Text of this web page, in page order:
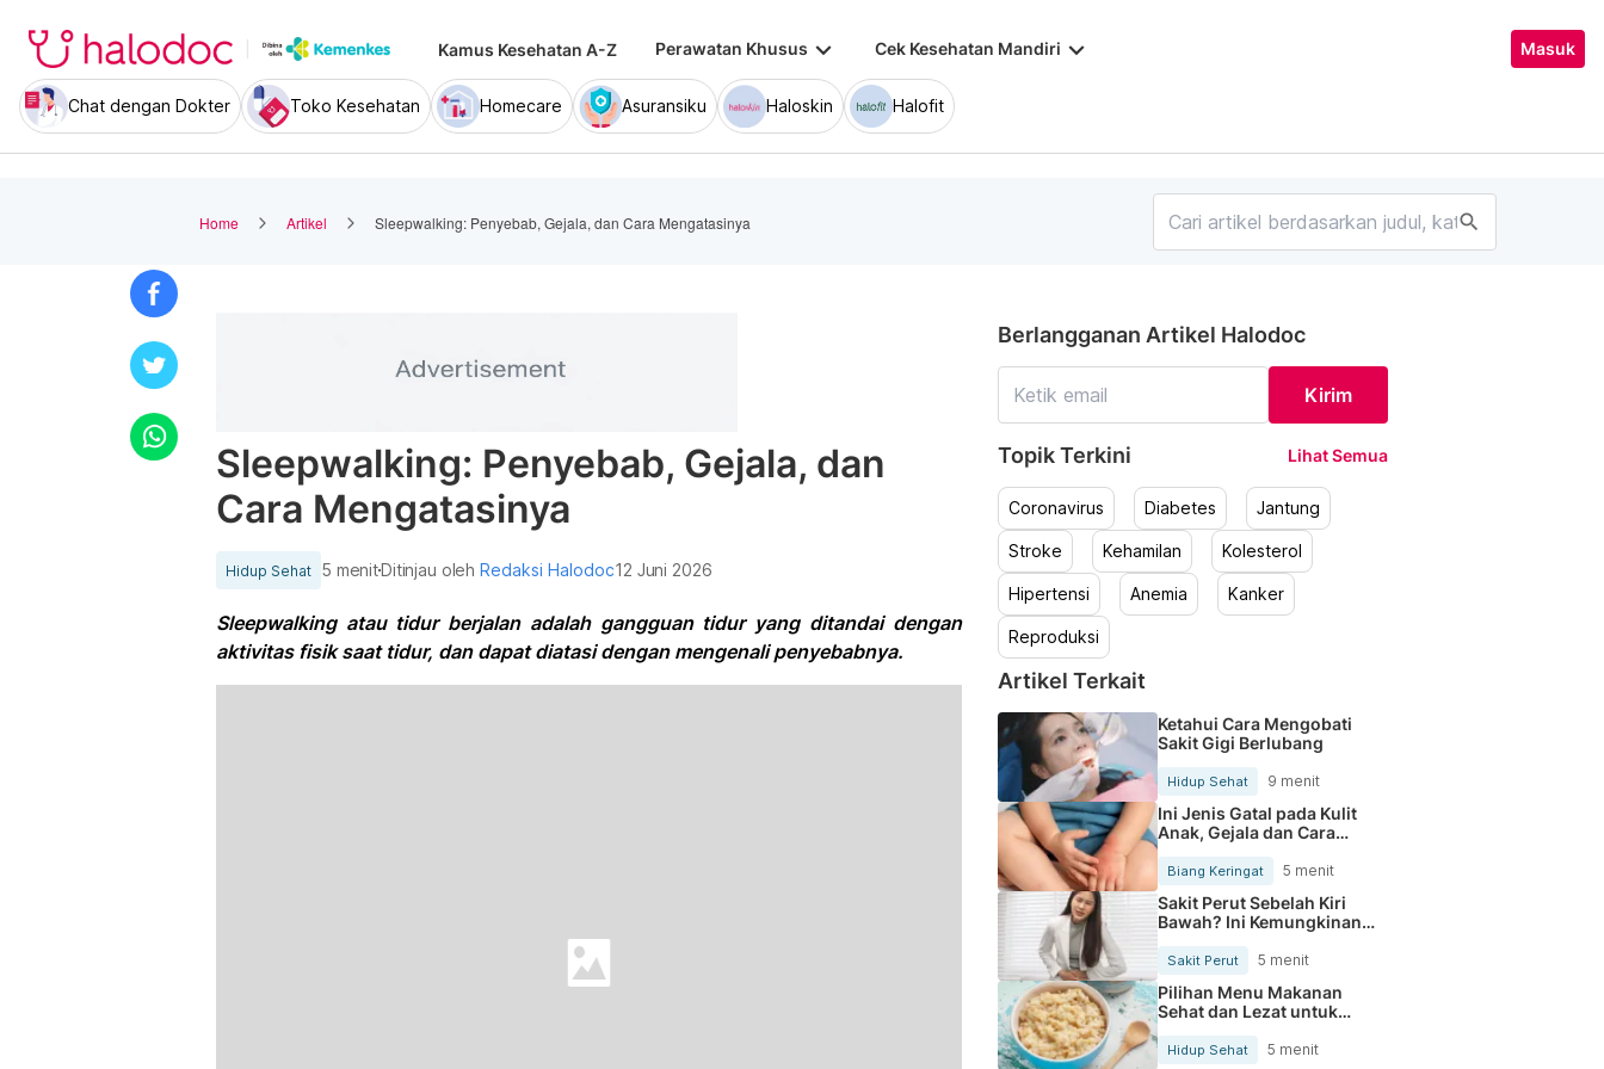
Kamus Kesehatan A-Z Perawatan Khusus keyboard_arrow_down Cek Kesehatan Mandiri keyboard_arrow_down Masuk
Chat dengan Dokter Toko Kesehatan Homecare Asuransiku Haloskin Halofit
Home Artikel Sleepwalking: Penyebab, Gejala, dan Cara Mengatasinya search
Sleepwalking: Penyebab, Gejala, dan
Cara Mengatasinya
Hidup Sehat 5 menitDitinjau olehRedaksi Halodoc12 Juni 2026
Sleepwalking atau tidur berjalan adalah gangguan tidur yang ditandai dengan
aktivitas fisik saat tidur, dan dapat diatasi dengan mengenali penyebabnya.
Berlangganan Artikel Halodoc
Kirim
Topik Terkini Lihat Semua
Coronavirus Diabetes Jantung
Stroke Kehamilan Kolesterol
Hipertensi Anemia Kanker
Reproduksi
Artikel Terkait
Ketahui Cara Mengobati
Sakit Gigi Berlubang
Hidup Sehat 9 menit
Ini Jenis Gatal pada Kulit
Anak, Gejala dan Cara
Mengobatinya
Biang Keringat 5 menit
Sakit Perut Sebelah Kiri
Bawah? Ini Kemungkinan
Sakit Perut 5 menit
Pilihan Menu Makanan
Sehat dan Lezat untuk
Mengurangi Kolesterol
Hidup Sehat 5 menit